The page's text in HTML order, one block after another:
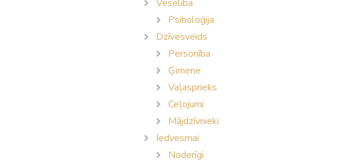
Veselība
Psiholoģija
Dzīvesveids
Personība
Ģimene
Vaļasprieks
Ceļojumi
Mājdzīvnieki
Iedvesmai
Noderīgi